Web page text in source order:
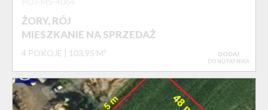
ŻORY, RÓJ
MIESZKANIE NA SPRZEDAŻ
4 POKOJE 103,95 M² DODAJ
DO NOTATNIKA